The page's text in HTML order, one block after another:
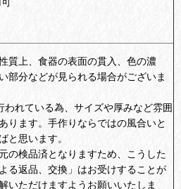
質上、食器の表面の貫入、色の濃
部分などが見られる場合がございま
れている為、サイズや厚みなど雰囲
ります。手作りならではの風合いと
と思います。
の検品済となりますため、こうした
る返品、交換」はお受けすることが
いただけますようお願いいたしま